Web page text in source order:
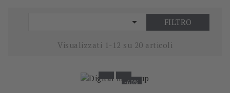
 FILTRO
Visualizzati 1-12 su 20 articoli
-60%